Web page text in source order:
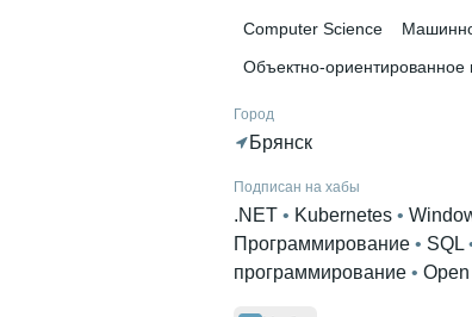
Computer Science
Объектно-ориентированное
Город
Брянск
Подписан на хабы
.NET • Kubernetes •
Программирование • SQL
программирование •